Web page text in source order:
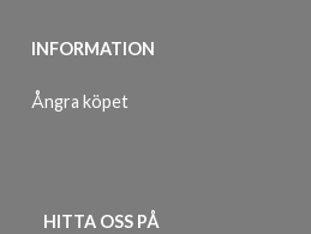
INFORMATION
Ångra köpet
HITTA OSS PÅ